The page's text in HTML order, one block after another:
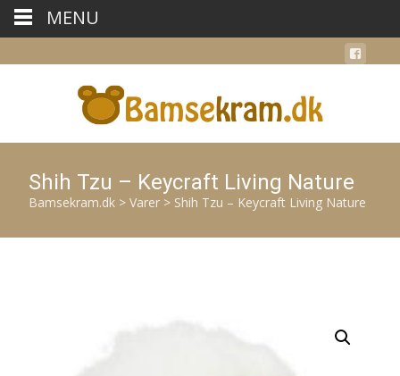
Shih Tzu – Keycraft Living Nature
Bamsekram.dk > Varer > Shih Tzu – Keycraft Living Nature
MENU